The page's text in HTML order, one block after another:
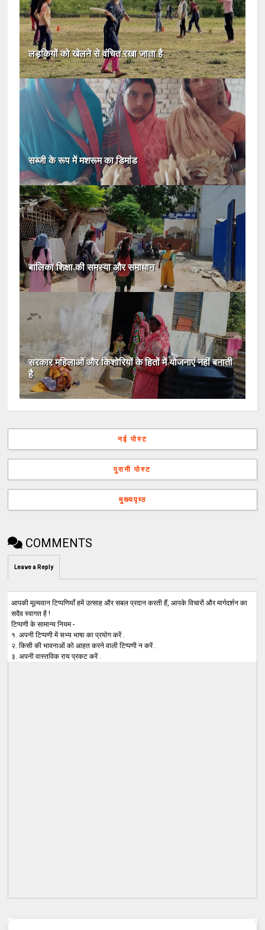
लड़कियों को खेलने से वंचित रखा जाता है
सब्जी के रूप में मशरूम का डिमांड
बालिका शिक्षा की समस्या और समाधान
सरकार महिलाओं और किशोरियों के हितों में योजनाएं नहीं बनाती
है
नई पोस्ट
पुरानी पोस्ट
मुख्यपृष्ठ
COMMENTS
Leave a Reply
आपकी मूल्यवान टिप्पणियाँ हमें उत्साह और सबल प्रदान करती हैं, आपके विचारों और मार्गदर्शन का
सदैव स्वागत है !
टिप्पणी के सामान्य नियम -
१. अपनी टिप्पणी में सभ्य भाषा का प्रयोग करें .
२. किसी की भावनाओं को आहत करने वाली टिप्पणी न करें .
३. अपनी वास्तविक राय प्रकट करें .